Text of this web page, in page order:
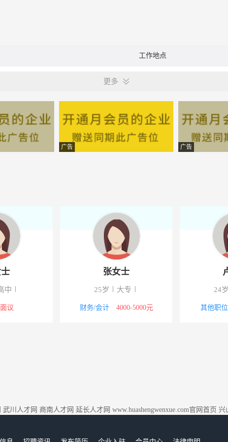
工作地点
更多
广告 广告
中
面议
张女士
25岁 大专
财务/会计 4000-5000元
24岁
其他职位
武川人才网 商南人才网 延长人才网 www.huashengwenxue.com官网首页 兴